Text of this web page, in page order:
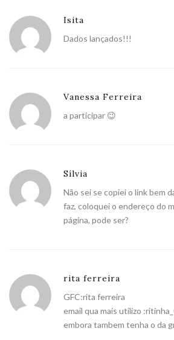
Isita
Dados lançados!!!
Vanessa Ferreira
a participar 😉
Sílvia
Não sei se copiei o link bem
faz, coloquei o endereço do
página, pode ser?
rita ferreira
GFC:rita ferreira
email qua mais utilizo
embora tambem tenha o da